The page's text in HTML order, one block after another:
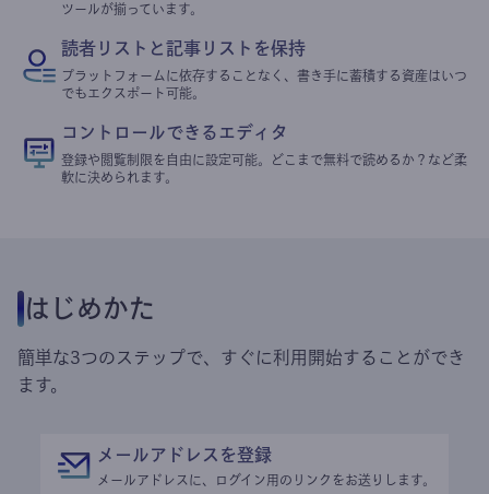
ツールが揃っています。
読者リストと記事リストを保持
プラットフォームに依存することなく、書き手に蓄積する資産はいつ
でもエクスポート可能。
コントロールできるエディタ
登録や閲覧制限を自由に設定可能。どこまで無料で読めるか？など柔
軟に決められます。
はじめかた
簡単な3つのステップで、すぐに利用開始することができ
ます。
メールアドレスを登録
メールアドレスに、ログイン用のリンクをお送りします。